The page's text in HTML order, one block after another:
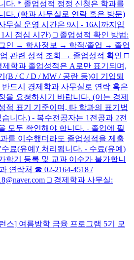
다. * 졸업성적 정정 신청은 학과를
다. (학과 사무실로 연락 혹은 방문)
무실 운영 시간은 9시 - 16시까지입
1시 점심 시간) □ 졸업성적 확인 방법:
인 → 학사정보 → 학적/졸업 → 졸업
관련 성적 조회 → 졸업성적 확인 □
제학과 졸업성적은 A로만 표기되며,
(B / C / D / MW / 공란 등)이 기입되
반드시 경제학과 사무실로 연락 혹은
을 요청하시기 바랍니다. (이는 경제
적 표기 기준이며, 타 학과의 표기법
니다.) - 복수전공자는 1전공과 2전
모두 확인해야 합니다. - 졸업에 필
를 이수했더라도 졸업성적을 제출
료(유예)' 처리됩니다. - 수료(유예)
학기 등록 및 교과 이수가 불가합니
연락처 ☎ 02-2164-4518 /
□ 경제학과 사무실:
스] 여름방학 금융 프로그램 5기 모